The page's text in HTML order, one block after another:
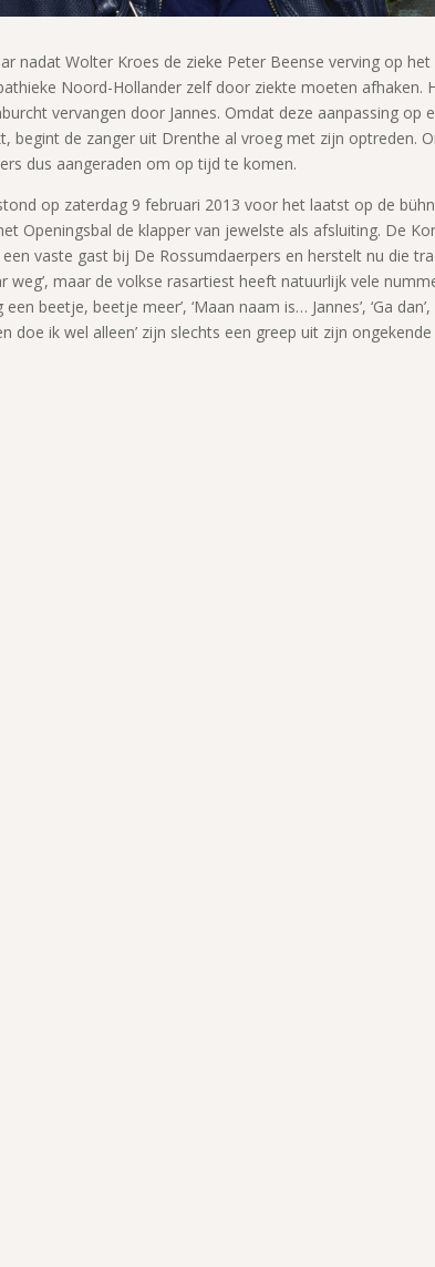
nadat Wolter Kroes de zieke Peter Beense verving op
Noord-Hollander zelf door ziekte moeten afhaken.
vervangen door Jannes. Omdat deze aanpassing
begint de zanger uit Drenthe al vroeg met zijn optreden.
dus aangeraden om op tijd te komen.
op zaterdag 9 februari 2013 voor het laatst op de
Openingsbal de klapper van jewelste als afsluiting. De
vaste gast bij De Rossumdaerpers en herstelt nu die
weg’, maar de volkse rasartiest heeft natuurlijk vele
een beetje, beetje meer’, ‘Maan naam is… Jannes’, ‘Ga
doe ik wel alleen’ zijn slechts een greep uit zijn